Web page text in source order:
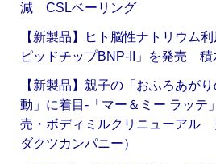
減 CSLベーリング
【新製品】ヒト脳性ナトリウム
ピッドチップBNP-II」を発売 積
【新製品】親子の「おふろあが
動」に着目‐「マー＆ミー ラッテ
売・ボディミルクリニューアル
ダクツカンパニー）